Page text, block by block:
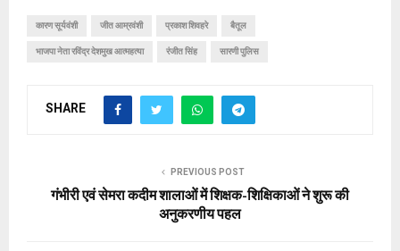
कारण सूर्यवंशी जीत आम्रवंशी प्रकाश शिवहरे बैतूल
भाजपा नेता रविंद्र देशमुख आत्महत्या रंजीत सिंह सारणी पुलिस
SHARE
PREVIOUS POST
गंभीरी एवं सेमरा कदीम शालाओं में शिक्षक-शिक्षिकाओं ने शुरू की
अनुकरणीय पहल